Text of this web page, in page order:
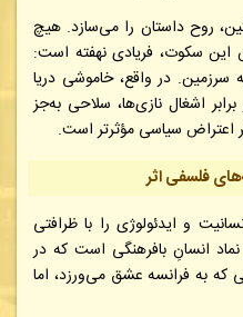
روح داستان را می‌سازد. هیچ
این سکوت، فریادی نهفته است:
سرزمین. در واقع، خاموشی دریا
اشغال نازی‌ها، سلاحی به‌جز
اعتراض سیاسی مؤثرتر است.
فلسفی اثر
و ایدئولوژی را با ظرافتی
انسانِ بافرهنگی است که در
که به فرانسه عشق می‌ورزد، اما